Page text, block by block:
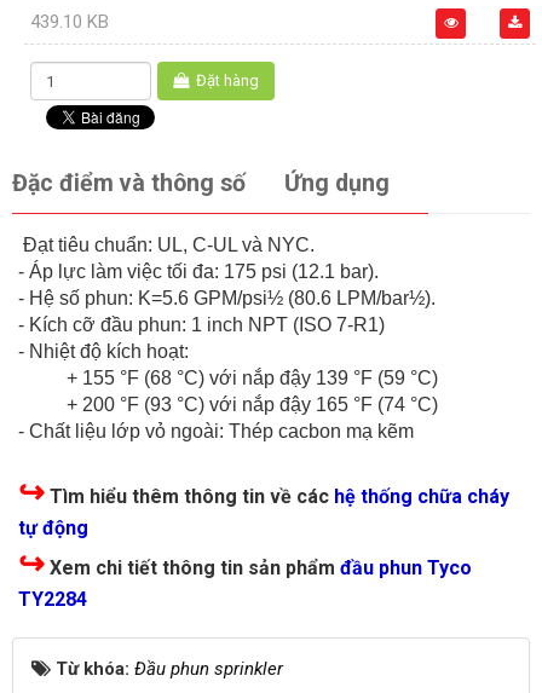
439.10 KB
Đặt hàng
Đặc điểm và thông số Ứng dụng
Đạt tiêu chuẩn: UL, C-UL và NYC.
- Áp lực làm việc tối đa: 175 psi (12.1 bar).
- Hệ số phun: K=5.6 GPM/psi½ (80.6 LPM/bar½).
- Kích cỡ đầu phun: 1 inch NPT (ISO 7-R1)
- Nhiệt độ kích hoạt:
+ 155 °F (68 °C) với nắp đậy 139 °F (59 °C)
+ 200 °F (93 °C) với nắp đậy 165 °F (74 °C)
- Chất liệu lớp vỏ ngoài: Thép cacbon mạ kẽm
↪ Tìm hiểu thêm thông tin về các hệ thống chữa cháy
tự động
↪ Xem chi tiết thông tin sản phẩm đầu phun Tyco
TY2284
Từ khóa: Đầu phun sprinkler